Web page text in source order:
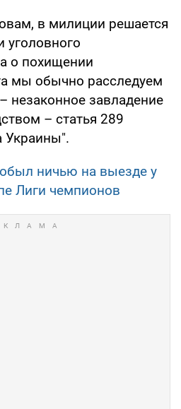
в милиции решается
уголовного
о похищении
мы обычно расследуем
незаконное завладение
– статья 289
Украины".
ничью на выезде у
Лиги чемпионов